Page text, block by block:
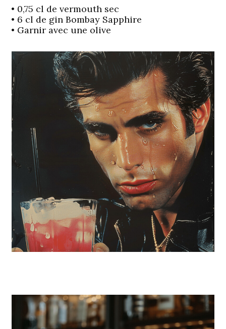
• 0,75 cl de vermouth sec
• 6 cl de gin Bombay Sapphire
• Garnir avec une olive